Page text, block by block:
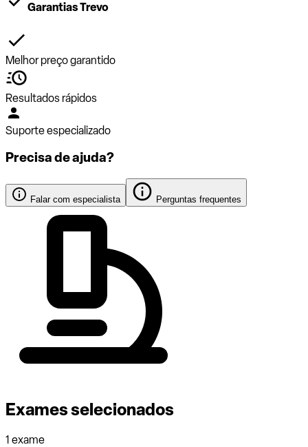
Garantias Trevo
Melhor preço garantido
Resultados rápidos
Suporte especializado
Precisa de ajuda?
Falar com especialista Perguntas frequentes
Exames selecionados
1 exame